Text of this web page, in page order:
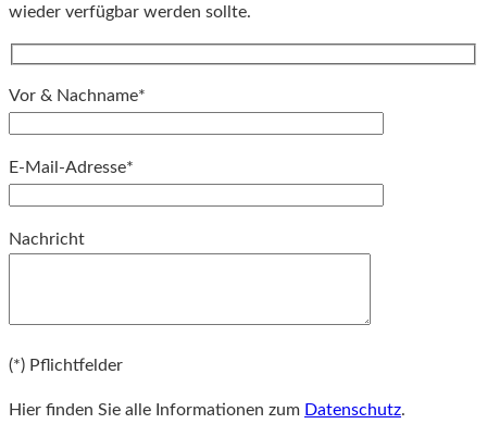
wieder verfügbar werden sollte.
Vor & Nachname*
E-Mail-Adresse*
Nachricht
(*) Pflichtfelder
Hier finden Sie alle Informationen zum Datenschutz.